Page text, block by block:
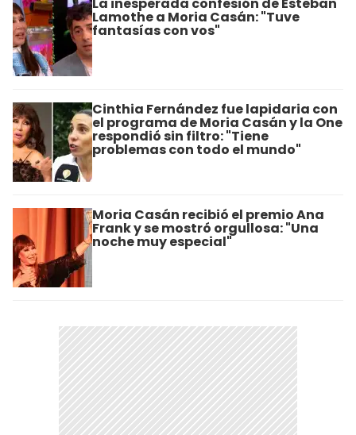
La inesperada confesión de Esteban
Lamothe a Moria Casán: "Tuve
fantasías con vos"
Cinthia Fernández fue lapidaria con
el programa de Moria Casán y la One
respondió sin filtro: "Tiene
problemas con todo el mundo"
Moria Casán recibió el premio Ana
Frank y se mostró orgullosa: "Una
noche muy especial"